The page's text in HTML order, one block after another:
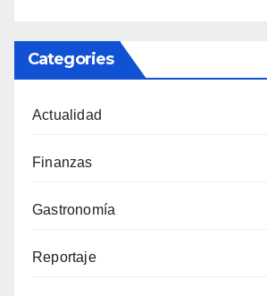
Categories
Actualidad
Finanzas
Gastronomía
Reportaje